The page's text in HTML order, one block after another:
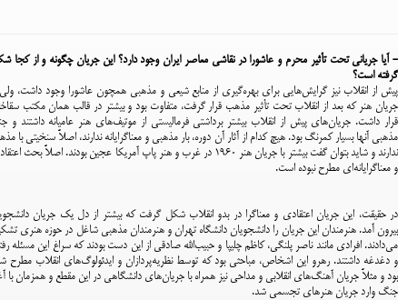
- آیا جریانی تحت تأثیر محرم و عاشورا در نقاشی معاصر ایران وجود دارد؟ این جریان چگونه و از کجا
گرفته است؟
پیش از انقلاب نیز گرایش‌هایی برای بهره‌گیری از منابع شیعی و مذهبی همچون عاشورا وجود داشت، ولی
جریان هنر که بعد از انقلاب تحت تأثیر مذهب قرار گرفت، متفاوت بود و بیشتر در قالب همان مکتب
قرار داشت. جریان‌های پیش از انقلاب بیشتر برداشتی فرمالیستی از موتیف‌های هنر عامیانه داشتند و
مذهبی آنها بسیار کمرنگ بود. هیچ کدام از آثار آن دوره، بار مذهبی و معناگرایانه ندارند، اصلاً سنخیتی با
ندارند و شاید بتوان گفت بیشتر با جریان هنر ۱۹۶۰ در غرب و هنر پاپ آمریکا عجین بودند. اصلاً بحث
و معناگرایانه‌ای مطرح نبوده است.
در حقیقت، این جریان اعتقادی و معناگرا در بدو انقلاب شکل گرفت که بیشتر از دل یک جریان
بیرون آمد. هنرمندان این جریان را دانشجویان دانشگاه تهران و هنرمندان مذهبی شاغل در حوزه هنری
می‌دادند. افرادی مانند ناصر پلنگی، کاظم چلیپا و حبیب‌الله صادقی از این دست بودند که سراغ این مسئله
و دغدغه داشتند. رهرو این اشخاص، مباحثی بود که توسط نظریه‌پردازان و ایدئولوگ‌های انقلاب مطرح
بود و مثلاً جریان آهنگ‌های انقلابی و مداحی نیز همراه با جریان‌های دانشگاهی در این مقطع و همزمان با
جنگ وارد جریان هنرهای تجسمی شد.